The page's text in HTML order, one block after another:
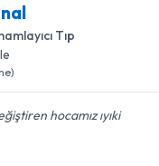
Tıp
hocamız ıyıki